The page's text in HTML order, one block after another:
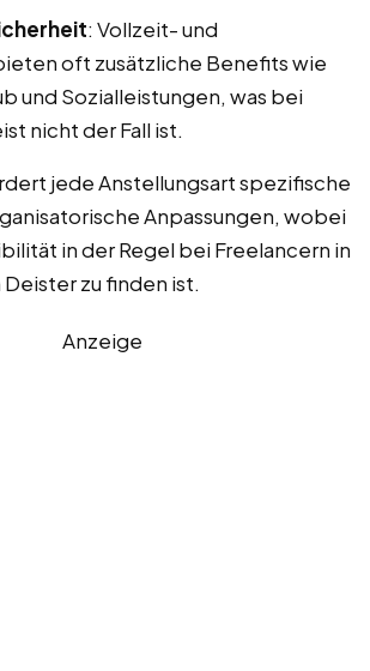
: Vollzeit- und
oft zusätzliche Benefits wie
und Sozialleistungen, was bei
nicht der Fall ist.
jede Anstellungsart spezifische
Anpassungen, wobei
in der Regel bei Freelancern in
zu finden ist.
Anzeige